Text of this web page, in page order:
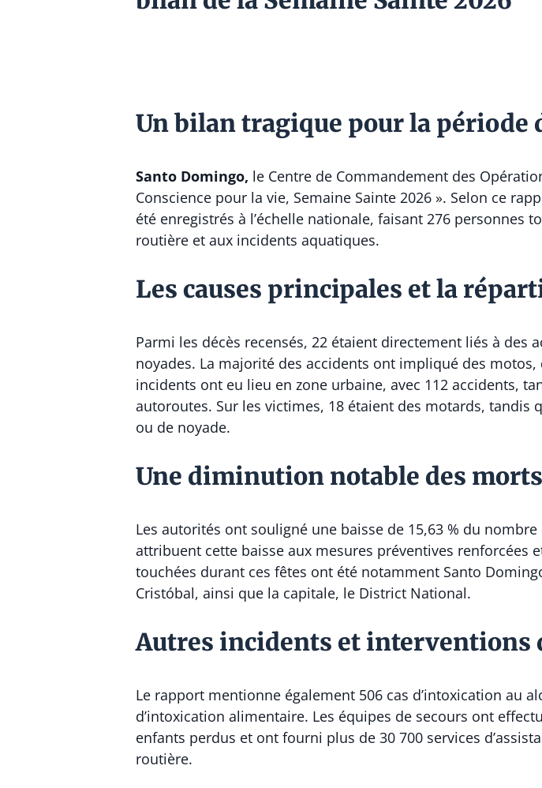
Un bilan tragique pour la période
Santo Domingo, le Centre de Commandement des
Conscience pour la vie, Semaine Sainte 2026 ». Selon ce
été enregistrés à l’échelle nationale, faisant 276 personnes
routière et aux incidents aquatiques.
Les causes principales et la
Parmi les décès recensés, 22 étaient directement liés à
noyades. La majorité des accidents ont impliqué des
incidents ont eu lieu en zone urbaine, avec 112 accidents,
autoroutes. Sur les victimes, 18 étaient des motards, tandis
ou de noyade.
Une diminution notable des
Les autorités ont souligné une baisse de 15,63 % du
attribuent cette baisse aux mesures préventives renforcées
touchées durant ces fêtes ont été notamment Santo
Cristóbal, ainsi que la capitale, le District National.
Autres incidents et interventions
Le rapport mentionne également 506 cas d’intoxication au
d’intoxication alimentaire. Les équipes de secours ont
enfants perdus et ont fourni plus de 30 700 services
routière.